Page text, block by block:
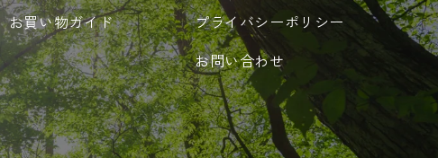
お買い物ガイド
プライバシーポリシー
お問い合わせ